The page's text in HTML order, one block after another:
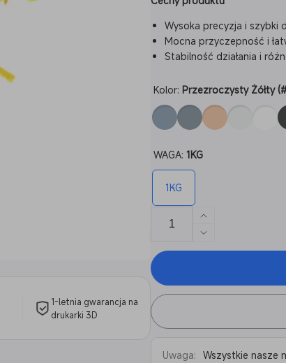
1-letnia gwarancja na
drukarki 3D
Wysoka precyzja i szybki
Mocna przyczepność i
Stabilność działania i
Kolor:Przezroczysty Żółty
WAGA:1KG
1KG
Zwiększ
ilość
dla
Zmniejsz
ilość
Żywica
Standardowa
Uwaga: Wszystkie nasze